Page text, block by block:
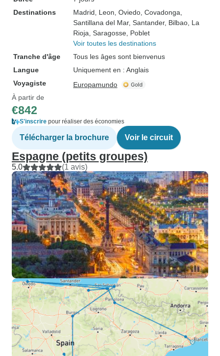
Destinations
Madrid , Leon , Oviedo , Covadonga
Santillana del Mar, Santander, Bilbao , La
Rioja , Saragosse , Poblet
Voir toutes les destinations
Tranche d'âge
Tous les âges sont bienvenus
Langue
Uniquement en : Anglais
Voyagiste
Europamundo
À partir de
€842
S'inscrire pour réaliser des économies
Télécharger la brochure Voir le circuit
Espagne (petits groupes)
5.0 (1 avis)